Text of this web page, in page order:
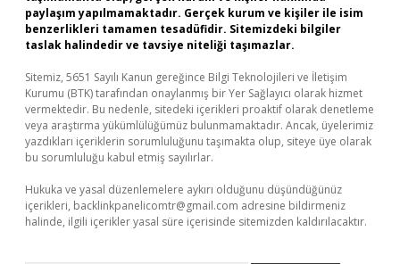
paylaşım yapılmamaktadır. Gerçek kurum ve kişiler ile isim
benzerlikleri tamamen tesadüfidir. Sitemizdeki bilgiler
taslak halindedir ve tavsiye niteliği taşımazlar.
Sitemiz, 5651 Sayılı Kanun gereğince Bilgi Teknolojileri ve İletişim
Kurumu (BTK) tarafından onaylanmış bir Yer Sağlayıcı olarak hizmet
vermektedir. Bu nedenle, sitedeki içerikleri proaktif olarak denetleme
veya araştırma yükümlülüğümüz bulunmamaktadır. Ancak, üyelerimiz
yazdıkları içeriklerin sorumluluğunu taşımakta olup, siteye üye olarak
bu sorumluluğu kabul etmiş sayılırlar.
Hukuka ve yasal düzenlemelere aykırı olduğunu düşündüğünüz
içerikleri, backlinkpanelicomtr@gmail.com adresine bildirmeniz
halinde, ilgili içerikler yasal süre içerisinde sitemizden kaldırılacaktır.